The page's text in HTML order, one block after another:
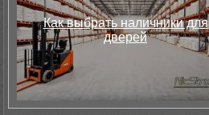
Как выбрать наличники для
дверей